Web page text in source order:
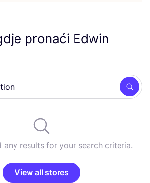
pronaći Edwin
any results for your search criteria.
View all stores